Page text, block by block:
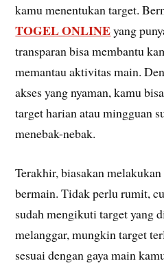
kamu menentukan target.
TOGEL ONLINEyang
transparan bisa membantu
memantau aktivitas main.
akses yang nyaman, kamu
target harian atau mingguan
menebak-nebak.
Terakhir, biasakan
bermain. Tidak perlu rumit,
sudah mengikuti target yang
melanggar, mungkin target
sesuai dengan gaya main